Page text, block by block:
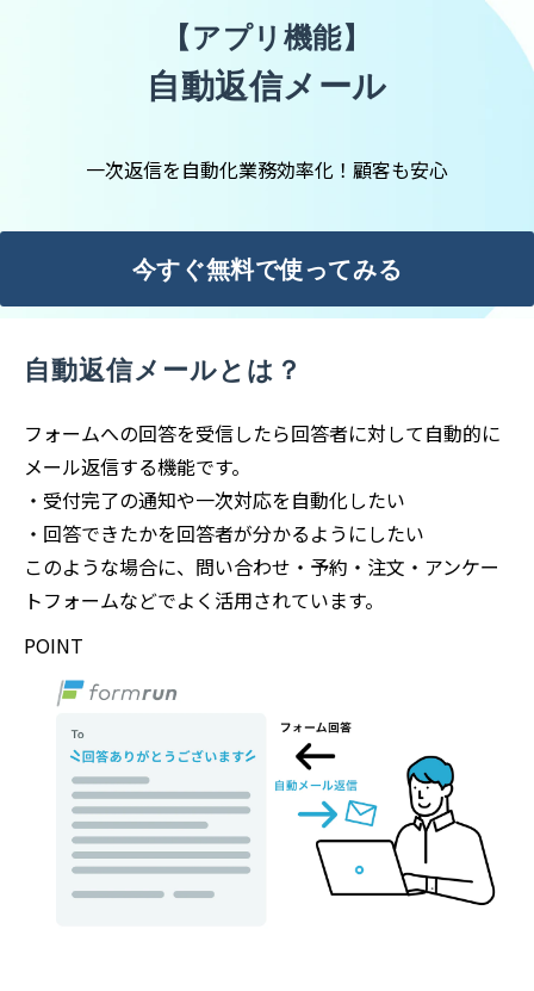
【アプリ機能】
自動返信メール
一次返信を自動化業務効率化！顧客も安心
今すぐ無料で使ってみる
自動返信メールとは？
フォームへの回答を受信したら回答者に対して自動的に
メール返信する機能です。
・受付完了の通知や一次対応を自動化したい
・回答できたかを回答者が分かるようにしたい
このような場合に、問い合わせ・予約・注文・アンケー
トフォームなどでよく活用されています。
POINT